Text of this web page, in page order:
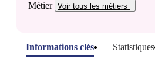
Métier Voir tous les métiers
Informations clés Statistiques